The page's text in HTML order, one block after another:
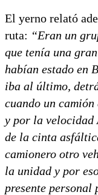
El yerno relató
ruta: “Eran un
que tenía una
habían estado en
iba al último,
cuando un
y por la velocidad
de la cinta
camionero otro
la unidad y por
presente